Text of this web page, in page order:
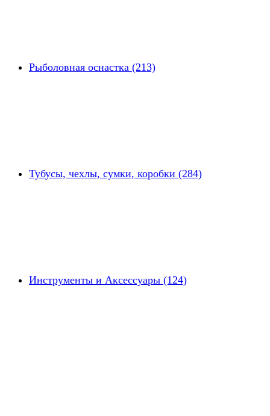
Рыболовная оснастка (213)
Тубусы, чехлы, сумки, коробки (284)
Инструменты и Аксессуары (124)